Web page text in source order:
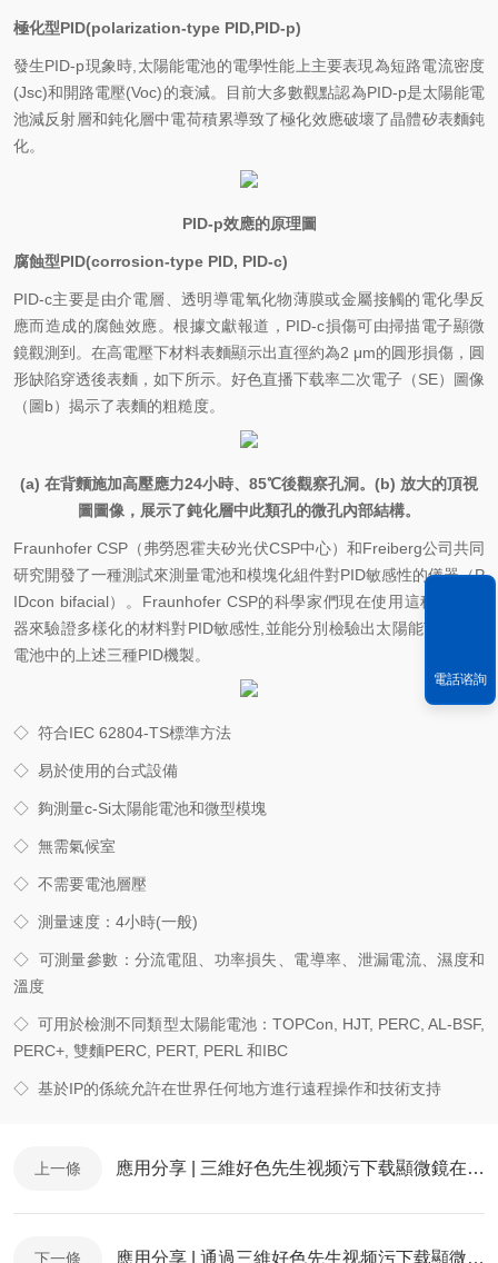
極化型PID(polarization-type PID,PID-p)
發生PID-p現象時,太陽能電池的電學性能上主要表現為短路電流密度
(Jsc)和開路電壓(Voc)的衰減。目前大多數觀點認為PID-p是太陽能電
池減反射層和鈍化層中電荷積累導致了極化效應破壞了晶體矽表麵鈍
化。
PID-p效應的原理圖
腐蝕型PID(corrosion-type PID, PID-c)
PID-c主要是由介電層、透明導電氧化物薄膜或金屬接觸的電化學反
應而造成的腐蝕效應。根據文獻報道，PID-c損傷可由掃描電子顯微
鏡觀測到。在高電壓下材料表麵顯示出直徑約為2 μm的圓形損傷，圓
形缺陷穿透後表麵，如下所示。好色直播下载率二次電子（SE）圖像
（圖b）揭示了表麵的粗糙度。
(a) 在背麵施加高壓應力24小時、85℃後觀察孔洞。(b) 放大的頂視
圖圖像，展示了鈍化層中此類孔的微孔內部結構。
Fraunhofer CSP （弗勞恩霍夫矽光伏CSP中心）和Freiberg公司共同
研究開發了一種測試來測量電池和模塊化組件對PID敏感性的儀器（P
IDcon bifacial）。Fraunhofer CSP的科學家們現在使用這種測試儀
器來驗證多樣化的材料對PID敏感性,並能分別檢驗出太陽能TOPCon
電池中的上述三種PID機製。
◇ 符合IEC 62804-TS標準方法
◇ 易於使用的台式設備
◇ 夠測量c-Si太陽能電池和微型模塊
◇ 無需氣候室
◇ 不需要電池層壓
◇ 測量速度：4小時(一般)
◇ 可測量參數：分流電阻、功率損失、電導率、泄漏電流、濕度和
溫度
◇可用於檢測不同類型太陽能電池：TOPCon, HJT, PERC, AL-BSF,
PERC+, 雙麵PERC, PERT, PERL 和IBC
◇ 基於IP的係統允許在世界任何地方進行遠程操作和技術支持
上一條 應用分享 | 三維好色先生视频污下载顯微鏡在第二代高溫超導體失效分析研究中的應用
下一條 應用分享 | 通過三維好色先生视频污下载顯微鏡（XRM）揭示過濾介質工作機理
電話谘詢